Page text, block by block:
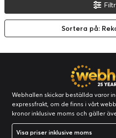
Sortera på:
Webhallen skickar beställda varor
expressfrakt, om de finns i vårt
kronor inklusive moms och gäller
Visa priser inklusive moms